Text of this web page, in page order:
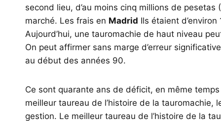
second lieu, d’au moins cinq millions de
marché. Les frais en Madrid Ils étaient
Aujourd’hui, une tauromachie de haut niveau
On peut affirmer sans marge d’erreur
au début des années 90.
Ce sont quarante ans de déficit, en même
meilleur taureau de l’histoire de la
gestion. Le meilleur taureau de l’histoire de la